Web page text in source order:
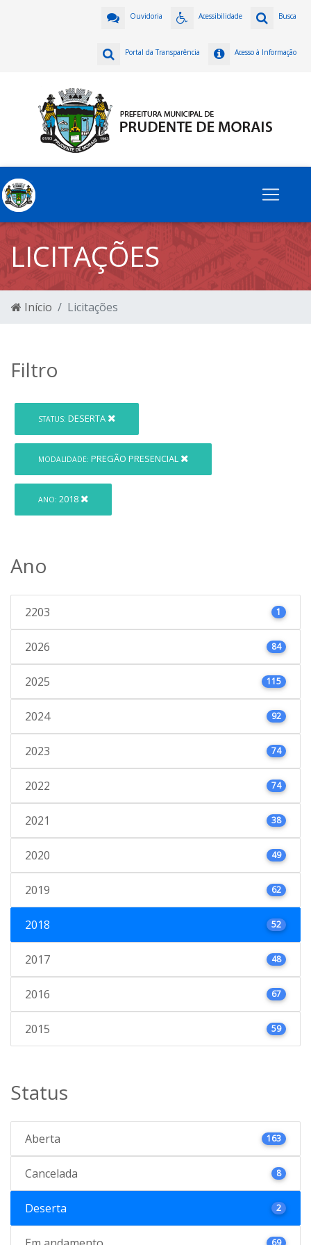
Busca
Acessibilidade
Ouvidoria
Acesso à Informação
Portal da Transparência
LICITAÇÕES
Início Licitações
Filtro
STATUS: DESERTA
MODALIDADE: PREGÃO PRESENCIAL
ANO: 2018
Ano
2203 1
2026 84
2025 115
2024 92
2023 74
2022 74
2021 38
2020 49
2019 62
2018 52
2017 48
2016 67
2015 59
Status
Aberta 163
Cancelada 8
Deserta 2
69